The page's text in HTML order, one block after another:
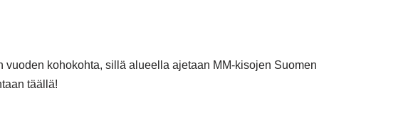
kohokohta, sillä alueella ajetaan MM-kisojen Suomen
täällä!